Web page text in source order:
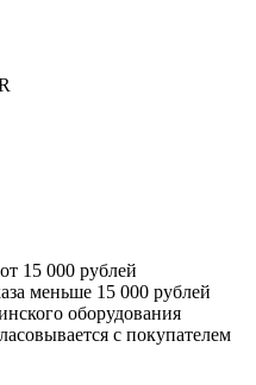
15 000 рублей
меньше 15 000 рублей
оборудования
с покупателем